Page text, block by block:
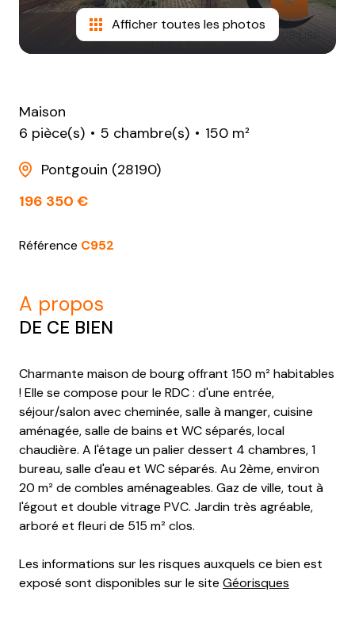
Afficher toutes les photos
Maison
6 pièce(s)
5 chambre(s)
150 m²
Pontgouin (28190)
196 350 €
Référence C952
a propos
DE CE BIEN
Charmante maison de bourg offrant 150 m² habitables
! Elle se compose pour le RDC : d'une entrée,
séjour/salon avec cheminée, salle à manger, cuisine
aménagée, salle de bains et WC séparés, local
chaudière. A l'étage un palier dessert 4 chambres, 1
bureau, salle d'eau et WC séparés. Au 2ème, environ
20 m² de combles aménageables. Gaz de ville, tout à
l'égout et double vitrage PVC. Jardin très agréable,
arboré et fleuri de 515 m² clos.
Les informations sur les risques auxquels ce bien est
exposé sont disponibles sur le site Géorisques